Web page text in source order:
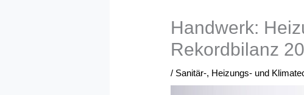
Handwerk:
Rekordbilanz
/ Sanitär-, Heizungs- und